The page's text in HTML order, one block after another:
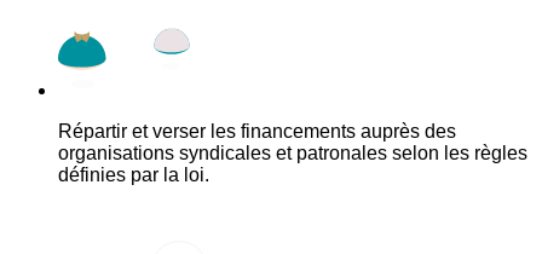
Répartir et verser les financements auprès des
organisations syndicales et patronales selon les règles
définies par la loi.